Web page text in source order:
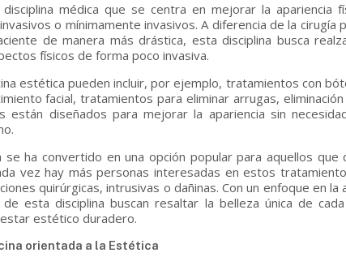
médica que se centra en mejorar la apariencia
o mínimamente invasivos. A diferencia de la cirugía
de manera más drástica, esta disciplina busca
físicos de forma poco invasiva.
estética pueden incluir, por ejemplo, tratamientos con
facial, tratamientos para eliminar arrugas,
están diseñados para mejorar la apariencia sin
ha convertido en una opción popular para aquellos que
vez hay más personas interesadas en estos
quirúrgicas, intrusivas o dañinas. Con un enfoque en la
esta disciplina buscan resaltar la belleza única de
estético duradero.
orientada a la Estética